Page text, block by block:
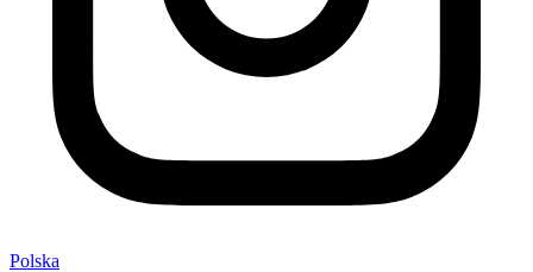
Polska